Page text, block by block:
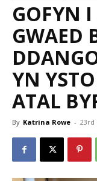
GOFYN
GWAED
YN
ATAL
By Katrina Rowe - 23rd